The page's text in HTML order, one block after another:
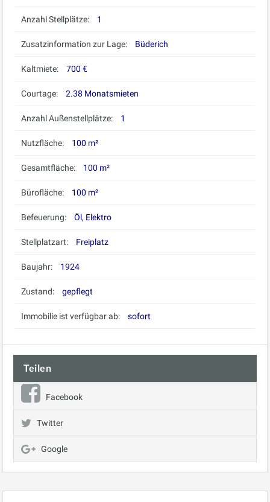
Anzahl Stellplätze: 1
Zusatzinformation zur Lage: Büderich
Kaltmiete: 700 €
Courtage: 2.38 Monatsmieten
Anzahl Außenstellplätze: 1
Nutzfläche: 100 m²
Gesamtfläche: 100 m²
Bürofläche: 100 m²
Befeuerung: Öl, Elektro
Stellplatzart: Freiplatz
Baujahr: 1924
Zustand: gepflegt
Immobilie ist verfügbar ab: sofort
Teilen
Facebook
Twitter
Google